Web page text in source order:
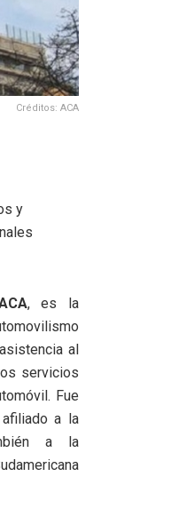
Créditos: ACA
y
, es la
al
servicios
Fue
a la
a la